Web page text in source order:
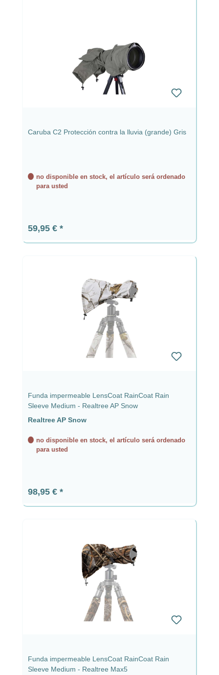
Caruba C2 Protección contra la lluvia (grande) Gris
no disponible en stock, el artículo será ordenado
para usted
Precio normal:
59,95 €
Funda impermeable LensCoat RainCoat Rain
Sleeve Medium - Realtree AP Snow
Realtree AP Snow
no disponible en stock, el artículo será ordenado
para usted
Precio normal:
98,95 €
Funda impermeable LensCoat RainCoat Rain
Sleeve Medium - Realtree Max5